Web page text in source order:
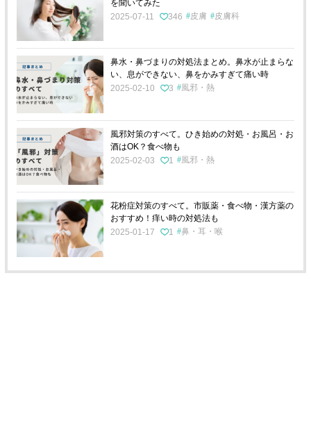
を聞いてみた
2025-07-11
346 皮膚 皮膚科
鼻水・鼻づまりの対処法まとめ。鼻水が止まらな
い、息ができない、鼻をかみすぎて痛い時
2025-02-10
3 風邪・熱
風邪対策のすべて。ひき始めの対処・お風呂・お
酒はOK？食べ物も
2025-02-03
1 風邪・熱
花粉症対策のすべて。市販薬・食べ物・漢方薬の
おすすめ！痒い時の対処法も
2025-01-17
1 鼻・耳・喉